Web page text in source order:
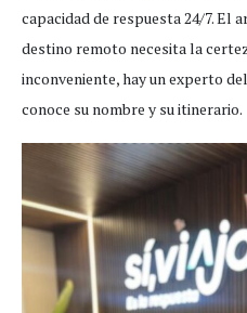
capacidad de respuesta 24/7. El
destino remoto necesita la
inconveniente, hay un experto
conoce su nombre y su itinerario.